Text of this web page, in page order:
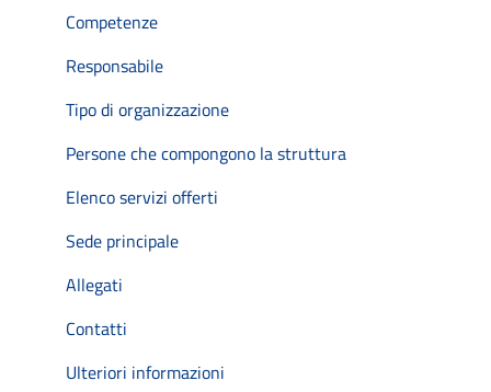
Competenze
Responsabile
Tipo di organizzazione
Persone che compongono la struttura
Elenco servizi offerti
Sede principale
Allegati
Contatti
Ulteriori informazioni